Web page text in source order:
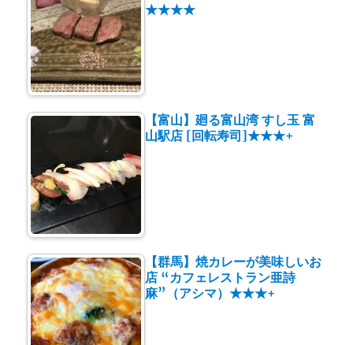
★★★★
【富山】廻る富山湾 すし玉 富
山駅店 [回転寿司]★★★+
【群馬】焼カレーが美味しいお
店 “カフェレストラン亜詩
麻”（アシマ）★★★+